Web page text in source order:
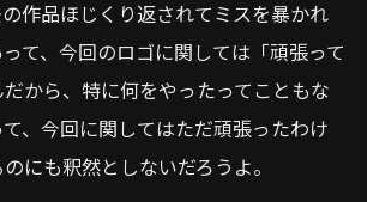
作品ほじくり返されてミスを暴かれ
て、今回のロゴに関しては「頑張って
から、特に何をやったってこともな
、今回に関してはただ頑張ったわけ
にも釈然としないだろうよ。